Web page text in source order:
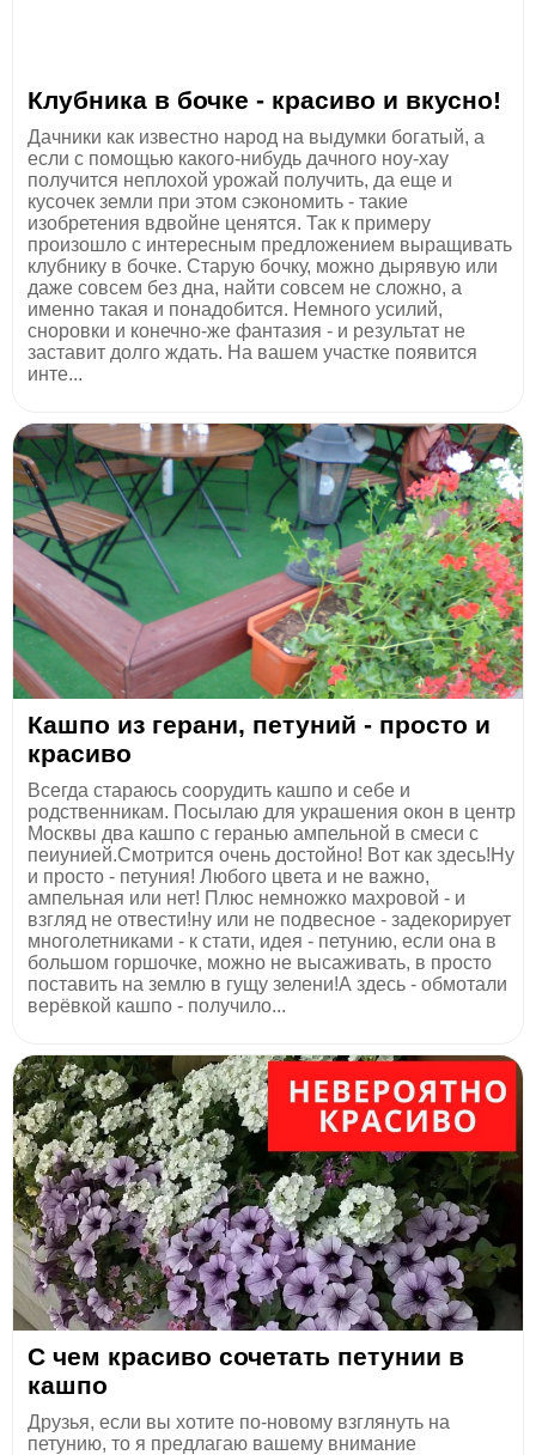
Клубника в бочке - красиво и вкусно!
Дачники как известно народ на выдумки богатый, а
если с помощью какого-нибудь дачного ноу-хау
получится неплохой урожай получить, да еще и
кусочек земли при этом сэкономить - такие
изобретения вдвойне ценятся. Так к примеру
произошло с интересным предложением выращивать
клубнику в бочке. Старую бочку, можно дырявую или
даже совсем без дна, найти совсем не сложно, а
именно такая и понадобится. Немного усилий,
сноровки и конечно-же фантазия - и результат не
заставит долго ждать. На вашем участке появится
инте...
Кашпо из герани, петуний - просто и
красиво
Всегда стараюсь соорудить кашпо и себе и
родственникам. Посылаю для украшения окон в центр
Москвы два кашпо с геранью ампельной в смеси с
пеиунией.Смотрится очень достойно! Вот как здесь!Ну
и просто - петуния! Любого цвета и не важно,
ампельная или нет! Плюс немножко махровой - и
взгляд не отвести!ну или не подвесное - задекорирует
многолетниками - к стати, идея - петунию, если она в
большом горшочке, можно не высаживать, в просто
поставить на землю в гущу зелени!А здесь - обмотали
верёвкой кашпо - получило...
С чем красиво сочетать петунии в
кашпо
Друзья, если вы хотите по-новому взглянуть на
петунию, то я предлагаю вашему внимание